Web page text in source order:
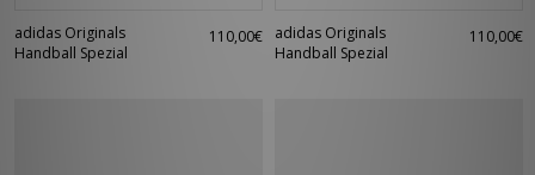
adidas Originals
Handball Spezial
110,00€
adidas Originals
Handball Spezial
110,00€